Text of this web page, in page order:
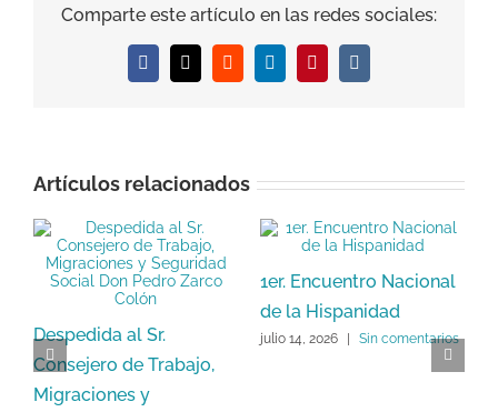
Comparte este artículo en las redes sociales:
Facebook
X RedditLinkedInPinterestVk
Artículos relacionados
Despedida al Sr.
Consejero de Trabajo,
Migraciones y
1er. Encuentro Nacional
de la Hispanidad
julio 14, 2026 Sin comentarios